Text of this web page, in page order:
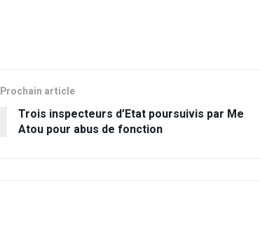
Prochain article
Trois inspecteurs d’Etat poursuivis par Me
Atou pour abus de fonction